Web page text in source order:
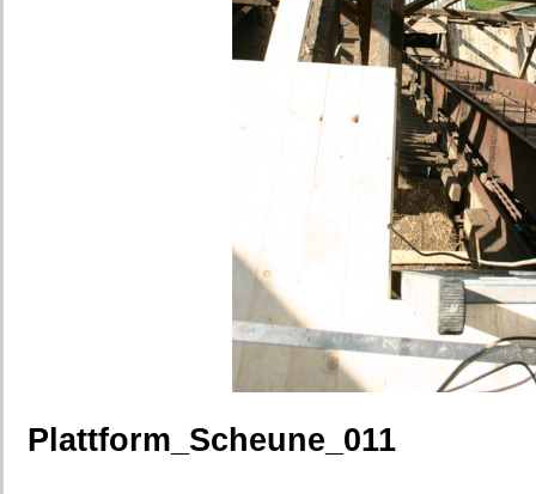
Plattform_Scheune_011